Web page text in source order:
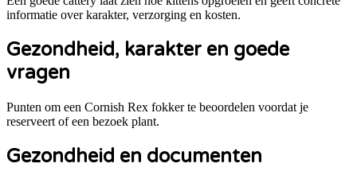
informatie over karakter, verzorging en kosten.
Gezondheid, karakter en goede
vragen
Punten om een Cornish Rex fokker te beoordelen voordat je
reserveert of een bezoek plant.
Gezondheid en documenten